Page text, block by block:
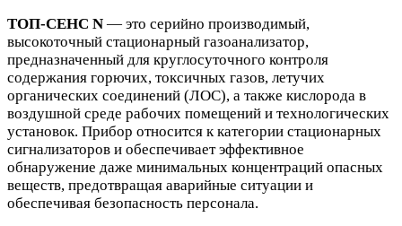
ТОП-СЕНС N — это серийно производимый,
высокоточный стационарный газоанализатор,
предназначенный для круглосуточного контроля
содержания горючих, токсичных газов, летучих
органических соединений (ЛОС), а также кислорода в
воздушной среде рабочих помещений и технологических
установок. Прибор относится к категории стационарных
сигнализаторов и обеспечивает эффективное
обнаружение даже минимальных концентраций опасных
веществ, предотвращая аварийные ситуации и
обеспечивая безопасность персонала.